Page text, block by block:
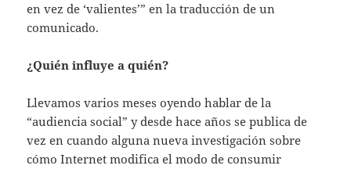
en vez de ‘valientes’” en la traducción de un
comunicado.
¿Quién influye a quién?
Llevamos varios meses oyendo hablar de la
“audiencia social” y desde hace años se publica de
vez en cuando alguna nueva investigación sobre
cómo Internet modifica el modo de consumir